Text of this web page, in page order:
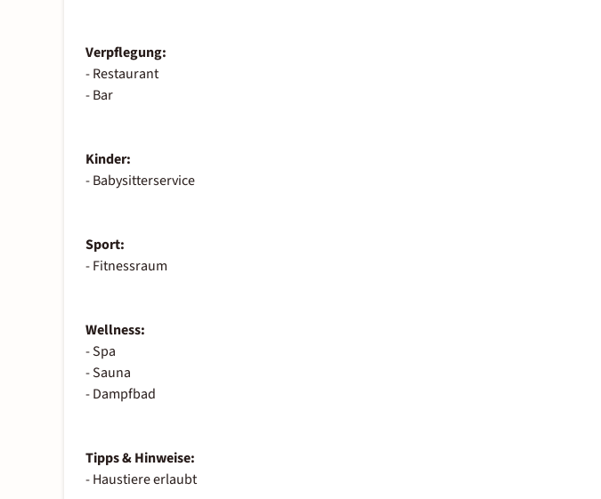
Verpflegung:
- Restaurant
- Bar
Kinder:
- Babysitterservice
Sport:
- Fitnessraum
Wellness:
- Spa
- Sauna
- Dampfbad
Tipps & Hinweise:
- Haustiere erlaubt